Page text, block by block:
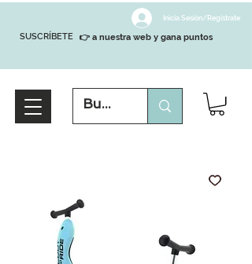
SUSCRÍBETE
Inicia Sesión/Regístrate
👉 a nuestra web y gana puntos